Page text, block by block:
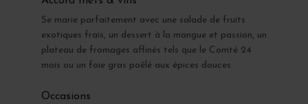
Se marie parfaitement avec une salade de fruits
exotiques frais, un dessert à la mangue et passion, un
plateau de fromages affinés tels que le Comté 24
mois ou un foie gras poêlé aux épices douces.
Occasions